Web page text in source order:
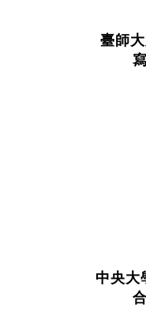
臺師
中央大